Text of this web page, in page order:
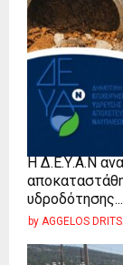
Η Δ.Ε.Υ.Α.Ν
υδροδότησης...
by AGGELOS